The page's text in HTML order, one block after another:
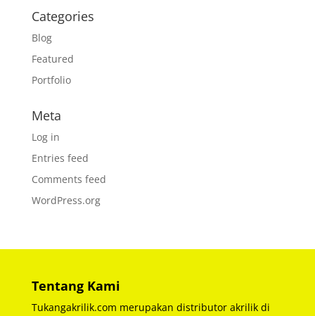
Categories
Blog
Featured
Portfolio
Meta
Log in
Entries feed
Comments feed
WordPress.org
Tentang Kami
Tukangakrilik.com merupakan distributor akrilik di